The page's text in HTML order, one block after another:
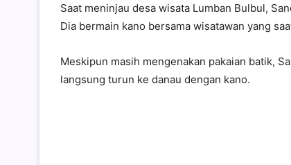
Saat meninjau desa wisata Lumban Bulbul,
Dia bermain kano bersama wisatawan yang
Meskipun masih mengenakan pakaian batik,
langsung turun ke danau dengan kano.